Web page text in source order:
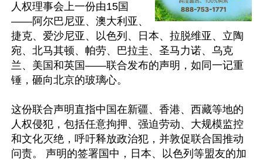
人权理事会上一份由15国
——阿尔巴尼亚、澳大利亚、
捷克、爱沙尼亚、以色列、日本、拉脱维亚、立陶
宛、北马其顿、帕劳、巴拉圭、圣马力诺、乌克
兰、美国和英国——联合发布的声明，如同一记重
锤，砸向北京的玻璃心。
这份联合声明直指中国在新疆、香港、西藏等地的
人权侵犯，包括任意拘押、强迫劳动、大规模监控
和文化灭绝，呼吁释放政治犯，并敦促联合国推动
问责。 声明的签署国中，日本、以色列等盟友的加